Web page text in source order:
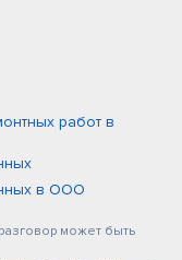
работ в
в ООО
может быть